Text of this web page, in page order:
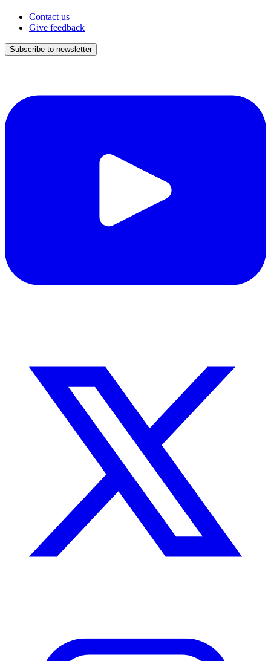
Contact us
Give feedback
Subscribe to newsletter